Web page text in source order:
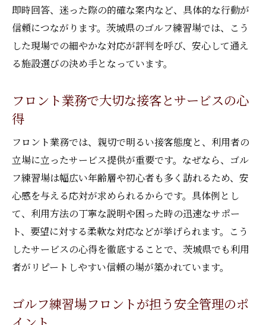
続けやすいゴルフ練習場の見極め方とは
フロントスタッフが支える安全な施設運営
ゴルフ練習場フロントの安全管理体制とは
スタッフ連携で守るゴルフ練習場の安心感
トラブル対応と利用者サポートの重要性
フロントが発信する施設情報と注意事項
茨城県で信頼できるゴルフ練習場の特徴
信頼されるゴルフ練習場の選定ポイント
運営体制がしっかりした施設の見分け方
安心感を重視したゴルフ練習場の取り組み
利用者目線の丁寧なサービスが魅力の施設
スタッフ教育が行き届いたゴルフ練習場
設備とサービスから見る練習場の選び方
即時回答、迷った際の的確な案内など、具体的な行動が
信頼につながります。茨城県のゴルフ練習場では、こう
した現場での細やかな対応が評判を呼び、安心して通え
る施設選びの決め手となっています。
フロント業務で大切な接客とサービスの心
得
フロント業務では、親切で明るい接客態度と、利用者の
立場に立ったサービス提供が重要です。なぜなら、ゴル
フ練習場は幅広い年齢層や初心者も多く訪れるため、安
心感を与える応対が求められるからです。具体例とし
て、利用方法の丁寧な説明や困った時の迅速なサポー
ト、要望に対する柔軟な対応などが挙げられます。こう
したサービスの心得を徹底することで、茨城県でも利用
者がリピートしやすい信頼の場が築かれています。
ゴルフ練習場フロントが担う安全管理のポ